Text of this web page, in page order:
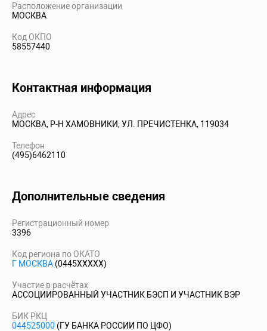
Расположение организации
МОСКВА
Код ОКПО
58557440
Контактная информация
Адрес
МОСКВА, Р-Н ХАМОВНИКИ, УЛ. ПРЕЧИСТЕНКА, 119034
Телефон
(495)6462110
Дополнительные сведения
Регистрационный номер
3396
Код региона по ОКАТО
Г МОСКВА (0445XXXXX)
Участие в расчётах
АССОЦИИРОВАННЫЙ УЧАСТНИК БЭСП И УЧАСТНИК ВЭР
БИК РКЦ
044525000 (ГУ БАНКА РОССИИ ПО ЦФО)